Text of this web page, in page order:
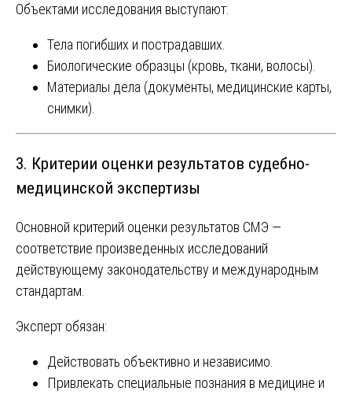
Объектами исследования выступают:
Тела погибших и пострадавших.
Биологические образцы (кровь, ткани, волосы).
Материалы дела (документы, медицинские карты,
снимки).
3. Критерии оценки результатов судебно-
медицинской экспертизы
Основной критерий оценки результатов СМЭ —
соответствие произведенных исследований
действующему законодательству и международным
стандартам.
Эксперт обязан:
Действовать объективно и независимо.
Привлекать специальные познания в медицине и